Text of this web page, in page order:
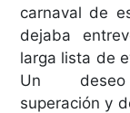
carnaval de
dejaba
larga lista de
Un
superación y